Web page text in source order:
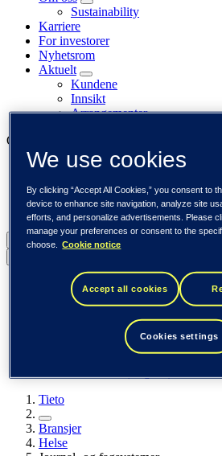
Sustainability
Karriere
For investorer
Nyhetsrom
Aktuelt
Kundene
Innsikt
Arrangementer
Our businesses
Tieto Banktech
Tieto Indtech
Tieto Tech Consulting
Norge (norsk)
Global (English)
DACH (Deutsch)
Sverige (svenska)
Tieto
Bransjer
Helse
We use cookies
By clicking “Accept All Cookies,” you consent to
device to enhance site navigation, analyze site
efforts, and personalize advertisements. Please
manage your preferences or consent to the
choose.
Cookie notice
Accept all cookies
Cookies settings